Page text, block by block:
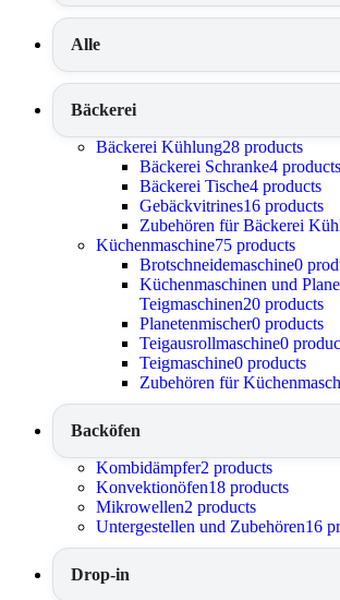
Alle
Bäckerei
Bäckerei Kühlung28 products
Bäckerei Schranke4 products
Bäckerei Tische4 products
Gebäckvitrines16 products
Zubehören für Bäckerei
Küchenmaschine75 products
Brotschneidemaschine0
Küchenmaschinen und
Teigmaschinen20 products
Planetenmischer0 products
Teigausrollmaschine0
Teigmaschine0 products
Zubehören für
Backöfen
Kombidämpfer2 products
Konvektionöfen18 products
Mikrowellen2 products
Untergestellen und Zubehören16
Drop-in